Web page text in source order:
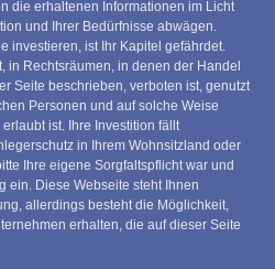
die erhaltenen Informationen im Licht
und Ihrer Bedürfnisse abwägen.
investieren, ist Ihr Kapitel gefährdet.
in Rechtsräumen, in denen der Handel
Seite beschrieben, verboten ist, genutzt
Personen und auf solche Weise
ist. Ihre Investition fällt
in Ihrem Wohnsitzland oder
Ihre eigene Sorgfaltspflicht war und
ein. Diese Webseite steht Ihnen
allerdings besteht die Möglichkeit,
erhalten, die auf dieser Seite